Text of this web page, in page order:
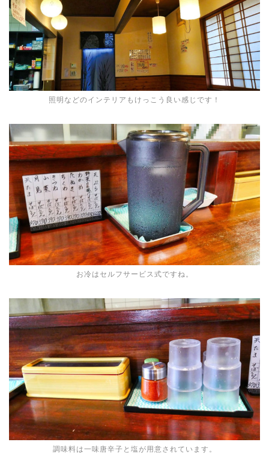
照明などのインテリアもけっこう良い感じです！
お冷はセルフサービス式ですね。
調味料は一味唐辛子と塩が用意されています。